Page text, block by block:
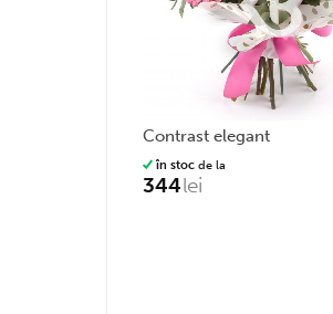
contrast elegant
în stoc de la
344lei